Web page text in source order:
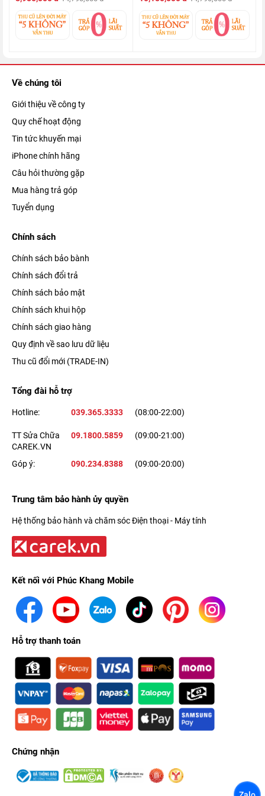
công nghệ sạc nhanh 20W, cho mọi trải nghiệm đều liền mạch,
nâng cao hiệu suất công việc lẫn học tập của bạn.
Về chúng tôi
Giới thiệu về công ty
Quy chế hoạt động
Tin tức khuyến mại
iPhone chính hãng
Câu hỏi thường gặp
Mua hàng trả góp
Tuyển dụng
Chính sách
Chính sách bảo bành
Chính sách đổi trả
Chính sách bảo mật
Chính sách khui hộp
Chính sách giao hàng
Quy định về sao lưu dữ liệu
Thu cũ đổi mới (TRADE-IN)
Tổng đài hỗ trợ
Hotline: 039.365.3333 (08:00-22:00)
TT Sửa Chữa
CAREK.VN
09.1800.5859 (09:00-21:00)
Góp ý: 090.234.8388 (09:00-20:00)
Trung tâm bảo hành ủy quyền
Hệ thống bảo hành và chăm sóc Điện thoại - Máy tính
Kết nối với Phúc Khang Mobile
Hỗ trợ thanh toán
Chứng nhận